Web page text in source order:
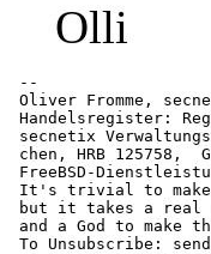
Olli
--
Oliver Fromme,
Handelsregister:
secnetix
chen, HRB 125758,
FreeBSD-
It's trivial to make
but it takes a real
and a God to make
To Unsubscribe: